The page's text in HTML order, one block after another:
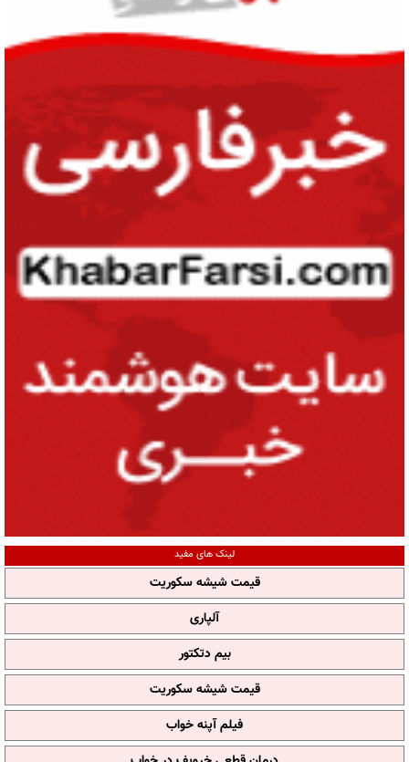
لینک های مفید
قیمت شیشه سکوریت
آلپاری
بیم دتکتور
قیمت شیشه سکوریت
فیلم آپنه خواب